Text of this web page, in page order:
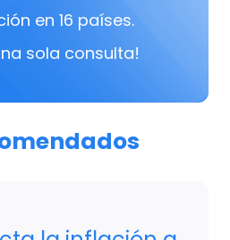
en 16 países.
sola consulta!